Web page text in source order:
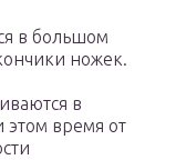
в большом
ножек.
в
этом время от